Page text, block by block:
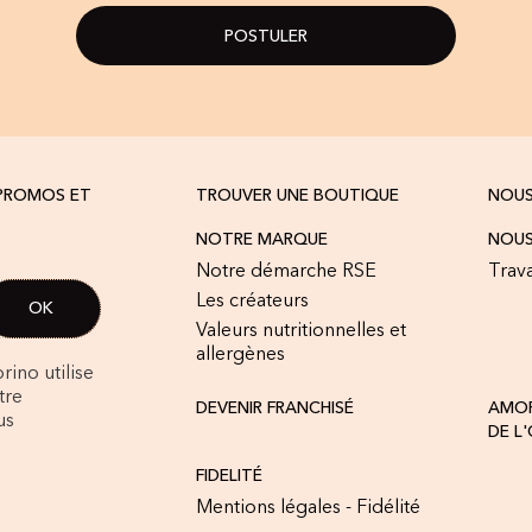
POSTULER
ET
utilise
TROUVER UNE BOUTIQUE
NOTRE MARQUE
Notre démarche RSE
Les créateurs
Valeurs nutritionnelles et
allergènes
DEVENIR FRANCHISÉ
DE
FIDELITÉ
Mentions légales - Fidélité